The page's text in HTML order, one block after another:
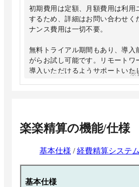
初期費用は定額、月額費用は利用
するため、詳細はお問い合わせく
ナンス費用は一切不要。
無料トライアル期間もあり、導入
がらお試し可能です。リモートワ
導入いただけるようサポートいた
楽楽精算の機能/仕様
基本仕様 /経費精算システム
基本仕様